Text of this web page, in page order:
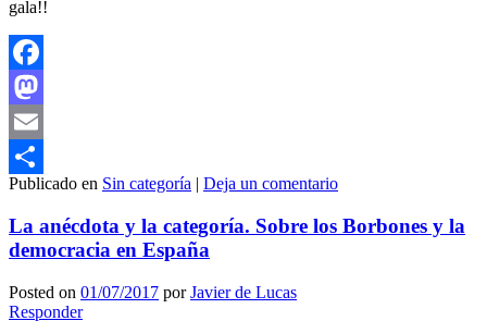
gala!!
Facebook
Mastodon
Email
Compartir
Publicado en Sin categoría | Deja un comentario
La anécdota y la categoría. Sobre los Borbones y la
democracia en España
Posted on 01/07/2017 porJavier de Lucas
Responder